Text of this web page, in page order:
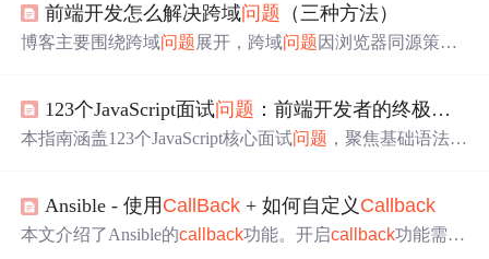
能正确调用后续处理。
前端开发怎么解决跨域问题 （三种方法）
博客主要围绕跨域问题展开，跨域问题因浏览器同源策略
务器将数据放callback回调函数返回，但存在易受攻击、
只支持请求的缺点，还提及解决回调函数全局作用域的办
123个JavaScript面试问题 ：前端开发者的终极通关指南
本指南涵盖123个JavaScript核心面试问题 ，聚焦基础语法、
域 、this绑定、类型检测（typeof vs instanceof）、数组清空
策略、内存优化等高频考点，助力前端开发者系统巩固JS
Ansible - 使用 CallBack + 如何自定义 Callback
本文介绍了Ansible的callback功能。开启callback功能需在